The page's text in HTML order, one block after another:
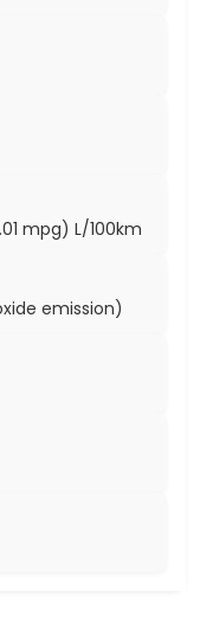
mpg) L/100km
emission)